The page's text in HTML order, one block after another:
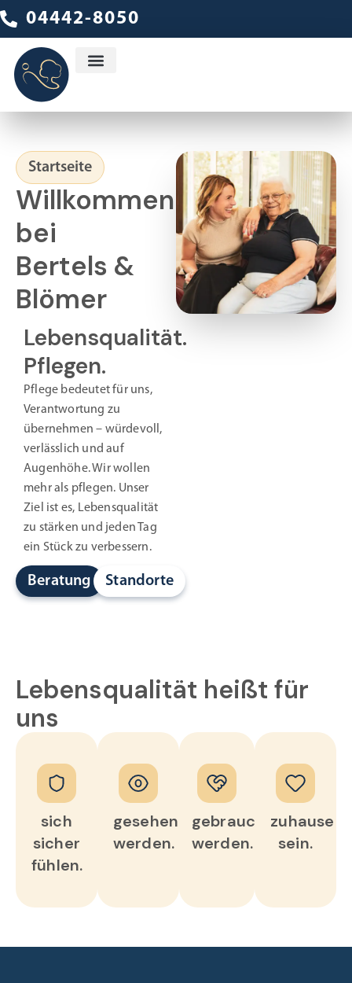
04442-8050
Startseite
Willkommen
bei
Bertels &
Blömer
Lebensqualität.
Pflegen.
Pflege bedeutet für uns,
Verantwortung zu
übernehmen – würdevoll,
verlässlich und auf
Augenhöhe. Wir wollen
mehr als pflegen. Unser
Ziel ist es, Lebensqualität
zu stärken und jeden Tag
ein Stück zu verbessern.
Beratung Standorte
Lebensqualität heißt für
uns
sich
sicher
fühlen.
gesehen
werden.
gebraucht
werden.
zuhause
sein.